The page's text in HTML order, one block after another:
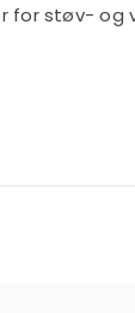
for støv- og